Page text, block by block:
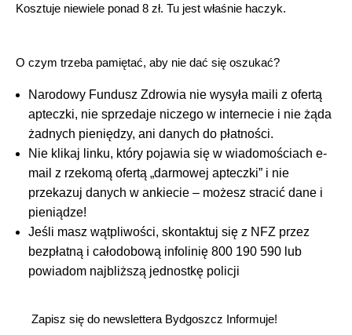
Kosztuje niewiele ponad 8 zł. Tu jest właśnie haczyk.
O czym trzeba pamiętać, aby nie dać się oszukać?
Narodowy Fundusz Zdrowia nie wysyła maili z ofertą
apteczki, nie sprzedaje niczego w internecie i nie żąda
żadnych pieniędzy, ani danych do płatności.
Nie klikaj linku, który pojawia się w wiadomościach e-
mail z rzekomą ofertą „darmowej apteczki” i nie
przekazuj danych w ankiecie – możesz stracić dane i
pieniądze!
Jeśli masz wątpliwości, skontaktuj się z NFZ przez
bezpłatną i całodobową infolinię 800 190 590 lub
powiadom najbliższą jednostkę policji
Zapisz się do newslettera Bydgoszcz Informuje!